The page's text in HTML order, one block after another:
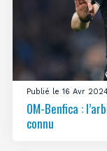
Publié le 16 Avr
OM-Benfica :
connu